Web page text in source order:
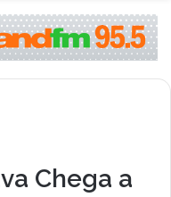
Chega a